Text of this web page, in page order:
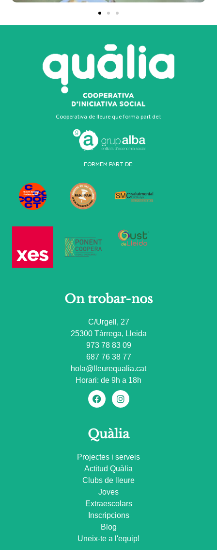
Cooperativa de lleure que forma part del:
FORMEM PART DE:
On trobar-nos
C/Urgell, 27
25300 Tàrrega, Lleida
973 78 83 09
687 76 38 77
hola@lleurequalia.cat
Horari: de 9h a 18h
Quàlia
Projectes i serveis
Actitud Quàlia
Clubs de lleure
Joves
Extraescolars
Inscripcions
Blog
Uneix-te a l'equip!